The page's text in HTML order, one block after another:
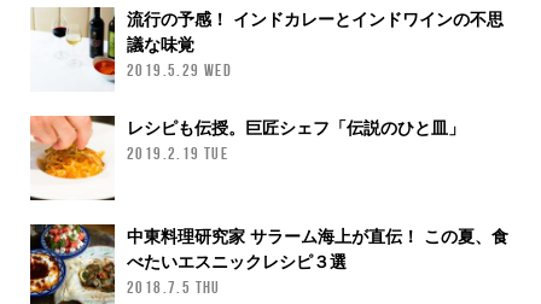
流行の予感！ インドカレーとインドワインの不思
議な味覚
2019.5.29 WED
レシピも伝授。巨匠シェフ「伝説のひと皿」
2019.2.19 TUE
中東料理研究家 サラーム海上が直伝！ この夏、食
べたいエスニックレシピ３選
2018.7.5 THU